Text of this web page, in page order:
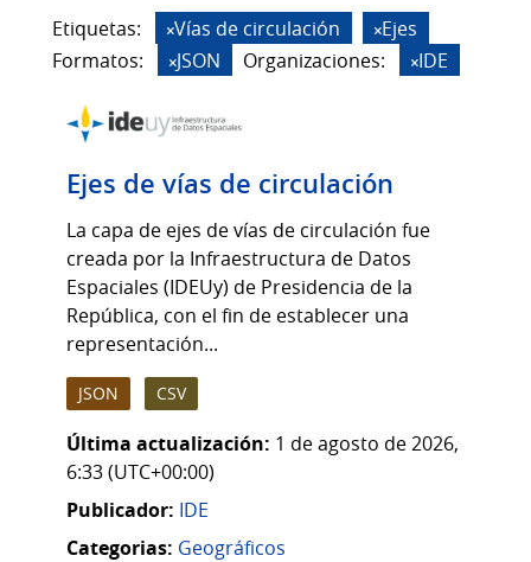
Etiquetas: Vías de circulación
Ejes
Formatos:
JSON Organizaciones: IDE
Ejes de vías de circulación
La capa de ejes de vías de circulación fue
creada por la Infraestructura de Datos
Espaciales (IDEUy) de Presidencia de la
República, con el fin de establecer una
representación...
JSON CSV
Última actualización: 1 de agosto de 2026,
6:33 (UTC+00:00)
Publicador: IDE
Categorias: Geográficos